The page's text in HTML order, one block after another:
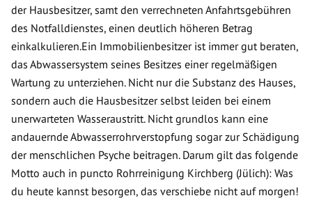
der Hausbesitzer, samt den verrechneten Anfahrtsgebühren
des Notfalldienstes, einen deutlich höheren Betrag
einkalkulieren.Ein Immobilienbesitzer ist immer gut beraten,
das Abwassersystem seines Besitzes einer regelmäßigen
Wartung zu unterziehen. Nicht nur die Substanz des Hauses,
sondern auch die Hausbesitzer selbst leiden bei einem
unerwarteten Wasseraustritt. Nicht grundlos kann eine
andauernde Abwasserrohrverstopfung sogar zur Schädigung
der menschlichen Psyche beitragen. Darum gilt das folgende
Motto auch in puncto Rohrreinigung Kirchberg (Jülich): Was
du heute kannst besorgen, das verschiebe nicht auf morgen!